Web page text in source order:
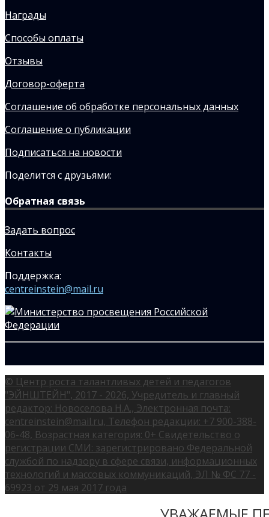
Награды
Способы оплаты
Отзывы
Договор-оферта
Соглашение об обработке персональных данных
Соглашение о публикации
Подписаться на новости
Поделится с друзьями:
Обратная связь
Задать вопрос
Контакты
Поддержка:
centreinstein@mail.ru
© Центр роста талантливых детей и педагогов
"ЭЙНШТЕЙН", 2017 - 2026, Учредитель и главный
редактор: Новоселова Н.А., Электронная почта:
centreinstein@mail.ru, Телефон редакции: +7 900-388-
06-48, Возрастная категория: 0+ Свидетельство о
регистрации СМИ: зарегистрировано Федеральной
службой по надзору в сфере связи, информационных
технологий и массовых коммуникаций, ЭЛ № ФС 77 -
69923 от 29 мая 2017 года